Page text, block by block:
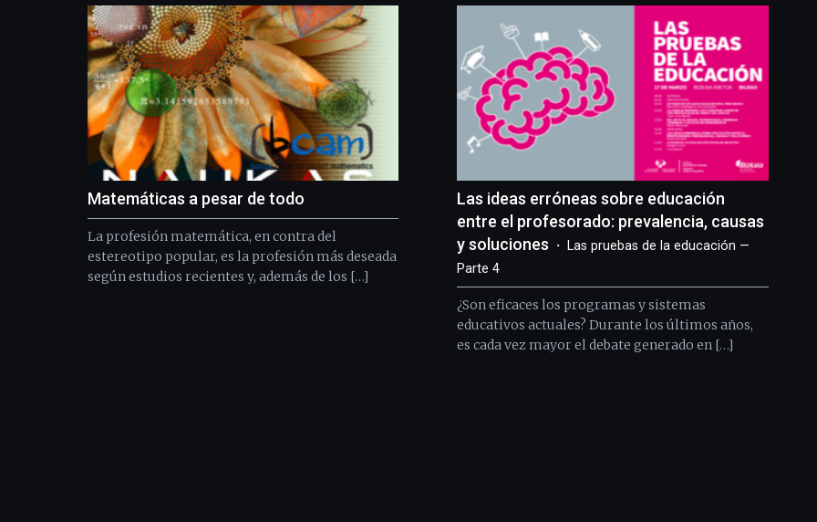
Matemáticas a pesar de todo
La profesión matemática, en contra del
estereotipo popular, es la profesión más deseada
según estudios recientes y, además de los […]
Las ideas erróneas sobre educación
entre el profesorado: prevalencia, causas
y soluciones
Las pruebas de la educación —
Parte 4
¿Son eficaces los programas y sistemas
educativos actuales? Durante los últimos años,
es cada vez mayor el debate generado en […]